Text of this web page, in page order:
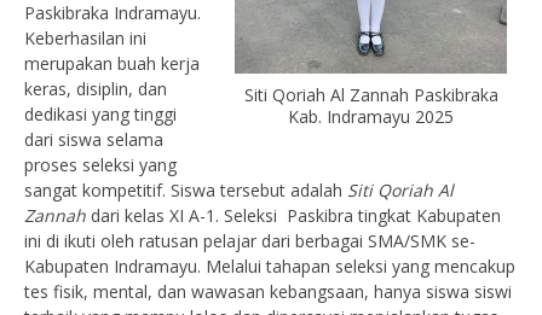
Siti Qoriah Al Zannah Paskibraka
Kab. Indramayu 2025
Paskibraka Indramayu.
Keberhasilan ini
merupakan buah kerja
keras, disiplin, dan
dedikasi yang tinggi
dari siswa selama
proses seleksi yang
sangat kompetitif. Siswa tersebut adalah Siti Qoriah Al
Zannah dari kelas XI A-1. Seleksi Paskibra tingkat Kabupaten
ini di ikuti oleh ratusan pelajar dari berbagai SMA/SMK se-
Kabupaten Indramayu. Melalui tahapan seleksi yang mencakup
tes fisik, mental, dan wawasan kebangsaan, hanya siswa siswi